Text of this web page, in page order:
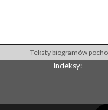
Teksty biogramów
Indeksy: